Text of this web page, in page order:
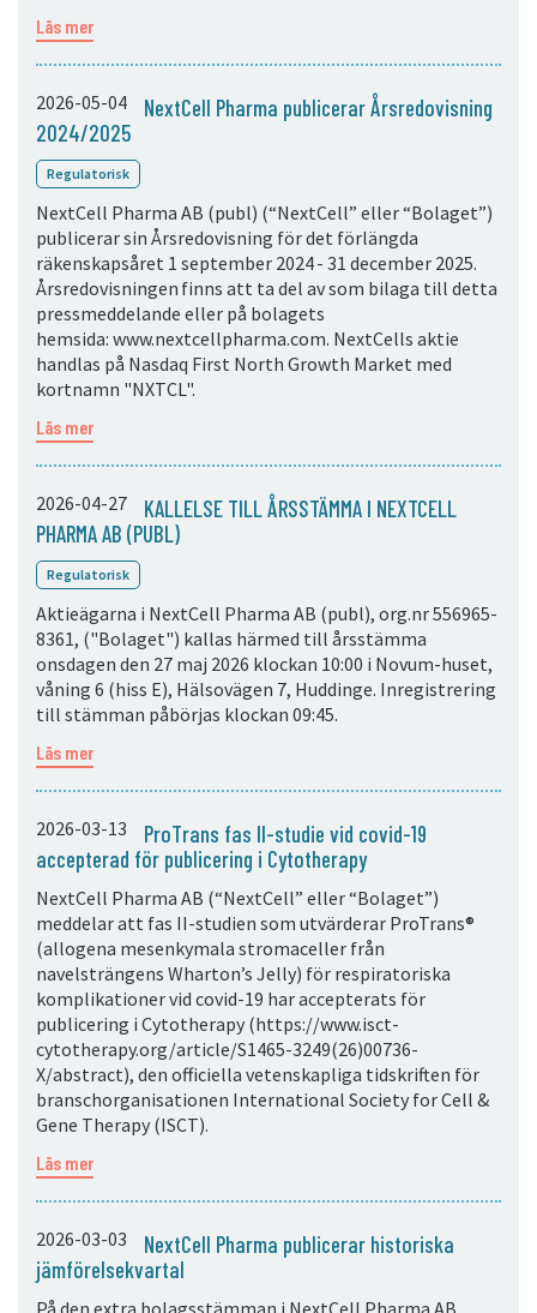
Läs mer
2026-05-04
NextCell Pharma publicerar Årsredovisning
2024/2025
Regulatorisk
NextCell Pharma AB (publ) (“NextCell” eller “Bolaget”)
publicerar sin Årsredovisning för det förlängda
räkenskapsåret 1 september 2024 - 31 december 2025.
Årsredovisningen finns att ta del av som bilaga till detta
pressmeddelande eller på bolagets
hemsida: www.nextcellpharma.com. NextCells aktie
handlas på Nasdaq First North Growth Market med
kortnamn "NXTCL".
Läs mer
2026-04-27
KALLELSE TILL ÅRSSTÄMMA I NEXTCELL
PHARMA AB (PUBL)
Regulatorisk
Aktieägarna i NextCell Pharma AB (publ), org.nr 556965-
8361, ("Bolaget") kallas härmed till årsstämma
onsdagen den 27 maj 2026 klockan 10:00 i Novum-huset,
våning 6 (hiss E), Hälsovägen 7, Huddinge. Inregistrering
till stämman påbörjas klockan 09:45.
Läs mer
2026-03-13
ProTrans fas II-studie vid covid-19
accepterad för publicering i Cytotherapy
NextCell Pharma AB (“NextCell” eller “Bolaget”)
meddelar att fas II-studien som utvärderar ProTrans®
(allogena mesenkymala stromaceller från
navelsträngens Wharton’s Jelly) för respiratoriska
komplikationer vid covid-19 har accepterats för
publicering i Cytotherapy (https://www.isct-
cytotherapy.org/article/S1465-3249(26)00736-
X/abstract), den officiella vetenskapliga tidskriften för
branschorganisationen International Society for Cell &
Gene Therapy (ISCT).
Läs mer
2026-03-03
NextCell Pharma publicerar historiska
jämförelsekvartal
På den extra bolagsstämman i NextCell Pharma AB